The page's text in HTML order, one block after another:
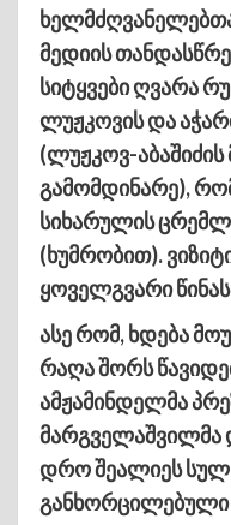
მედიის
სიტყვები ღვარა
ლუჟკოვის და
(ლუჟკოვ-
გამომდინარე),
სიხარულის
(ხუმრობით).
ყოველგვარი
ასე რომ, ხდება
რაღა შორს
ამჟამინდელმა
მარგველაშვილმა
დრო შეალიეს სულ
განხორცილებული